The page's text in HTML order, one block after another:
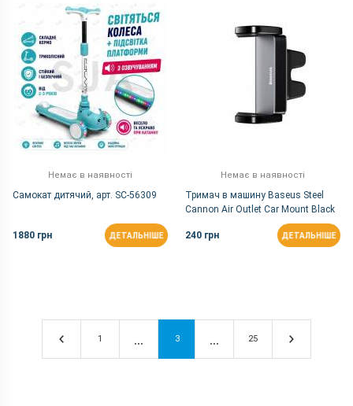
Немає в наявності
Самокат дитячий, арт. SC-56309
1880 грн ДЕТАЛЬНІШЕ
Немає в наявності
Тримач в машину Baseus Steel
Cannon Air Outlet Car Mount Black
240 грн ДЕТАЛЬНІШЕ
1 3 25